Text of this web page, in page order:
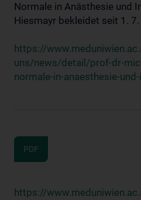
Normale in Anästhesie und
Hiesmayr bekleidet seit 1.
https://
uns/news/detail/prof-dr-
normale-in-anaesthesie-
PDF
https://